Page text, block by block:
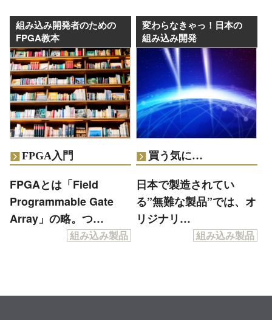
組み込み開発者のための
FPGA教本
FPGA入門
FPGAとは「Field
Programmable Gate
Array」の略。つ…
組み込み製品
変わらなきゃっ！日本の
組み込み開発
買う気に…
日本で製造されてい
る”無難な製品”では、オ
リジナリ…
組み込み製品